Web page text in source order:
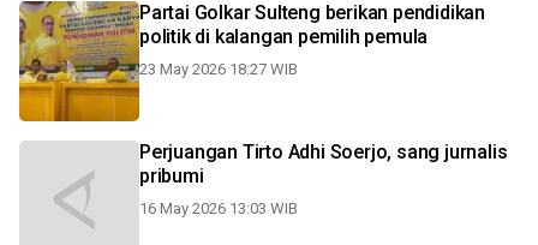
Partai Golkar Sulteng berikan pendidikan
politik di kalangan pemilih pemula
23 May 2026 18:27 WIB
Perjuangan Tirto Adhi Soerjo, sang jurnalis
pribumi
16 May 2026 13:03 WIB